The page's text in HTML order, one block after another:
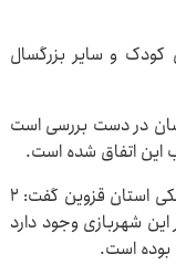
و سایر بزرگسال
در دست بررسی است
این اتفاق شده است.
رییس مرکز مدیریت حوادث و فوریت های پزشکی استان قزوین گفت: ۲
شهربازی وجود دارد
است.